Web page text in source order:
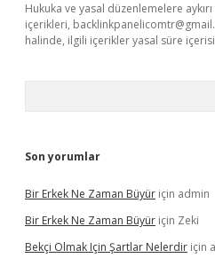
Hukuka ve yasal düzenlemelere
içerikleri,
halinde, ilgili içerikler yasal süre
Son yorumlar
Bir Erkek Ne Zaman Büyür için admin
Bir Erkek Ne Zaman Büyür için Zeki
Bekçi Olmak Için Şartlar Nelerdir için